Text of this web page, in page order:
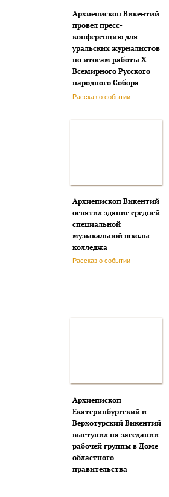
Архиепископ Викентий
провел пресс-
конференцию для
уральских журналистов
по итогам работы Х
Всемирного Русского
народного Собора
Рассказ о событии
Архиепископ Викентий
освятил здание средней
специальной
музыкальной школы-
колледжа
Рассказ о событии
Архиепископ
Екатеринбургский и
Верхотурский Викентий
выступил на заседании
рабочей группы в Доме
областного
правительства